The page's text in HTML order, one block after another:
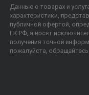
Данные о товарах и
характеристики,
публичной офертой,
ГК РФ, а носят
получения точной
пожалуйста,